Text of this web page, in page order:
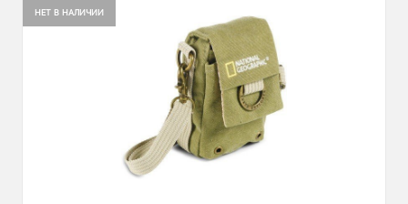
НЕТ В НАЛИЧИИ